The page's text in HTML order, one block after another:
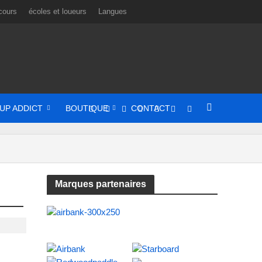
écoles et loueurs Langues
ADDICT BOUTIQUE CONTACT
Marques partenaires